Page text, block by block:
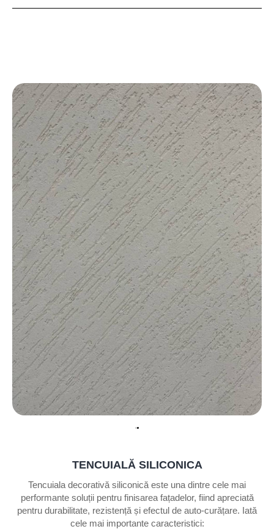
TENCUIALĂ SILICONICA
Tencuiala decorativă siliconică este una dintre cele mai
performante soluții pentru finisarea fațadelor, fiind apreciată
pentru durabilitate, rezistență și efectul de auto-curățare. Iată
cele mai importante caracteristici: